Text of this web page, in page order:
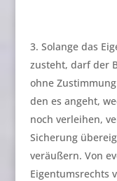
Solange das
zusteht, darf der
ohne
den es angeht,
noch verleihen,
Sicherung
veräußern. Von
Eigentumsrechts